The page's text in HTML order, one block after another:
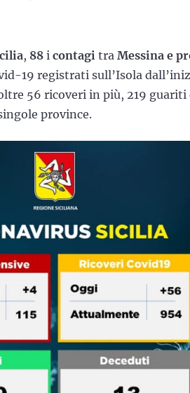
, 88 i contagi tra Messina e
19 registrati sull’Isola
56 ricoveri in più, 219 guariti
province.